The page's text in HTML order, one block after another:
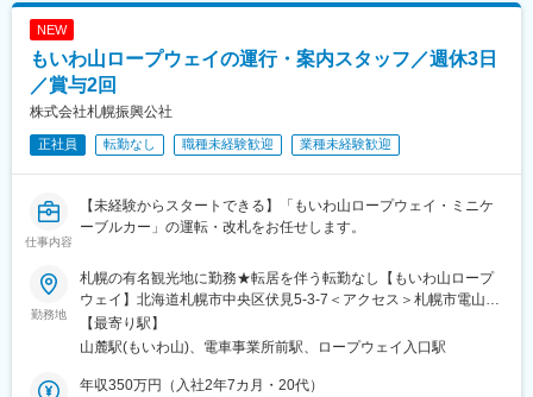
NEW
もいわ山ロープウェイの運行・案内スタッフ／週休3日
／賞与2回
株式会社札幌振興公社
正社員 転勤なし 職種未経験歓迎 業種未経験歓迎
仕事内容
【未経験からスタートできる】「もいわ山ロープウェイ・ミニケ
ーブルカー」の運転・改札をお任せします。
勤務地
札幌の有名観光地に勤務★転居を伴う転勤なし【もいわ山ロープ
ウェイ】北海道札幌市中央区伏見5-3-7＜アクセス＞札幌市電山鼻
西線「ロープウェイ入口駅」より徒歩9分※U・Iターン歓迎※転居
を伴う転勤なし※車通勤OK（無料駐車場あり）※受動喫煙対策あり
【最寄り駅】
山麓駅(もいわ山)、電車事業所前駅、ロープウェイ入口駅
年収350万円（入社2年7カ月・20代）